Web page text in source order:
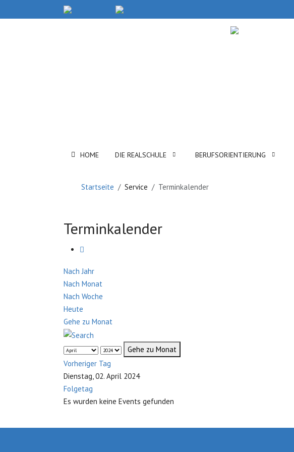
HOME DIE REALSCHULE BERUFSORIENTIERUNG
Startseite Service Terminkalender
Terminkalender
Nach Jahr
Nach Monat
Nach Woche
Heute
Gehe zu Monat
Gehe zu Monat
Vorheriger Tag
Dienstag, 02. April 2024
Folgetag
Es wurden keine Events gefunden